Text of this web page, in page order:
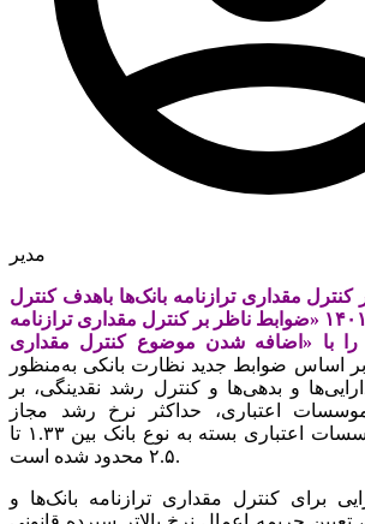
مدیر
مقداری ترازنامه بانک‌ها باهدف کنترل
تورم، در دی‌ماه سال۱۴۰۱ «ضوابط ناظر بر کنترل مقداری ترازنامه
با «اضافه شدن موضوع کنترل مقداری
بر اساس ضوابط جدید نظارت بانکی به‌منظور
و بدهی‌ها و کنترل رشد نقدینگی، بر
موسسات اعتباری، حداکثر نرخ رشد مجاز
ترازنامه بانک‌ها و موسسات اعتباری بسته به نوع بانک بین ۱.۳۳ تا
۲.۵ محدود شده است.
برای کنترل مقداری ترازنامه بانک‌ها و